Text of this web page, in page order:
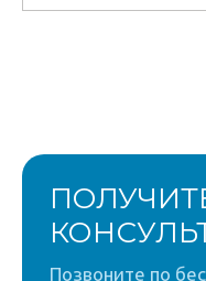
Позвоните по